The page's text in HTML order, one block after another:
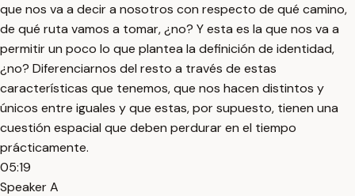
que nos va a decir a nosotros con respecto de qué camino,
de qué ruta vamos a tomar, ¿no? Y esta es la que nos va a
permitir un poco lo que plantea la definición de identidad,
¿no? Diferenciarnos del resto a través de estas
características que tenemos, que nos hacen distintos y
únicos entre iguales y que estas, por supuesto, tienen una
cuestión espacial que deben perdurar en el tiempo
prácticamente.
05:19
Speaker A